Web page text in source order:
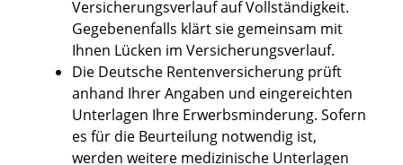
Versicherungsverlauf auf Vollständigkeit.
Gegebenenfalls klärt sie gemeinsam mit
Ihnen Lücken im Versicherungsverlauf.
Die Deutsche Rentenversicherung prüft
anhand Ihrer Angaben und eingereichten
Unterlagen Ihre Erwerbsminderung. Sofern
es für die Beurteilung notwendig ist,
werden weitere medizinische Unterlagen